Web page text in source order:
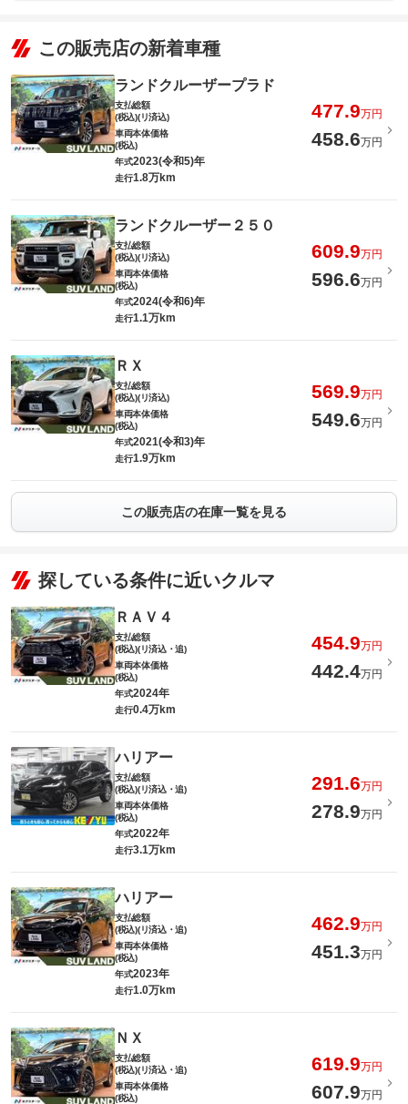
この販売店の新着車種
ランドクルーザープラド
支払総額
(税込)(リ済込)
477.9万円
車両本体価格
(税込)
458.6万円
年式2023(令和5)年
走行1.8万km
ランドクルーザー２５０
支払総額
(税込)(リ済込)
609.9万円
車両本体価格
(税込)
596.6万円
年式2024(令和6)年
走行1.1万km
ＲＸ
支払総額
(税込)(リ済込)
569.9万円
車両本体価格
(税込)
549.6万円
年式2021(令和3)年
走行1.9万km
この販売店の在庫一覧を見る
探している条件に近いクルマ
ＲＡＶ４
支払総額
(税込)(リ済込・追)
454.9万円
車両本体価格
(税込)
442.4万円
年式2024年
走行0.4万km
ハリアー
支払総額
(税込)(リ済込・追)
291.6万円
車両本体価格
(税込)
278.9万円
年式2022年
走行3.1万km
ハリアー
支払総額
(税込)(リ済込・追)
462.9万円
車両本体価格
(税込)
451.3万円
年式2023年
走行1.0万km
ＮＸ
支払総額
(税込)(リ済込・追)
619.9万円
車両本体価格
(税込)
607.9万円